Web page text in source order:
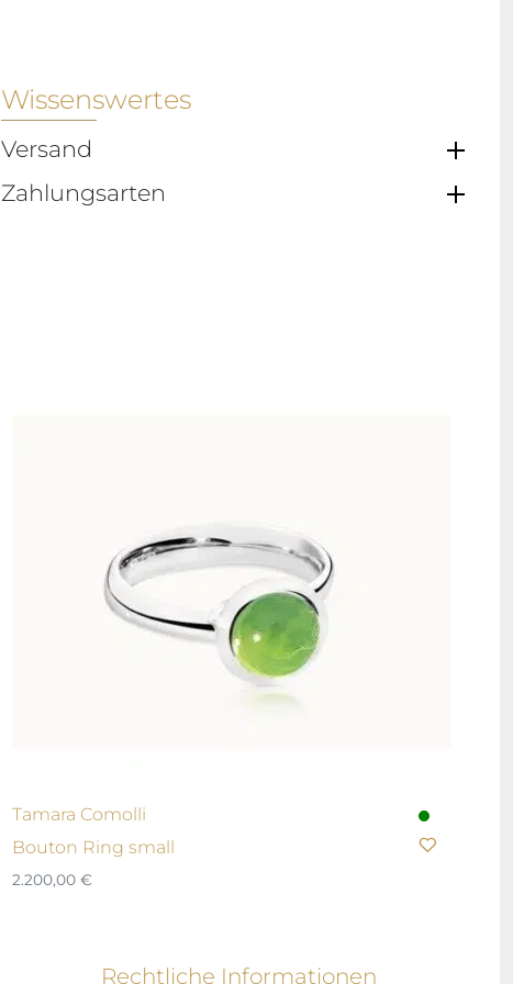
Wissenswertes
Versand
Zahlungsarten
Tamara Comolli
Bouton Ring small
2.200,00 €
Rechtliche Informationen